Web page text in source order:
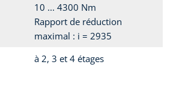
10 ... 4300 Nm
Rapport de réduction
maximal : i = 2935
à 2, 3 et 4 étages